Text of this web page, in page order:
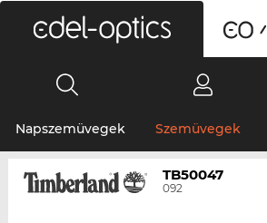
Napszemüvegek Szemüvegek
TB50047
092